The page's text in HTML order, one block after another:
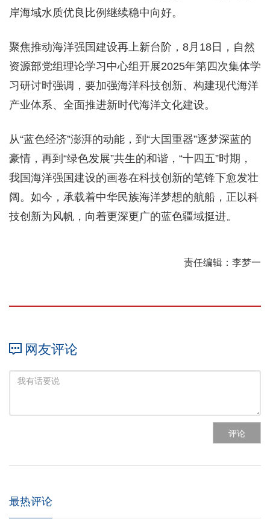
岸海域水质优良比例继续稳中向好。
聚焦推动海洋强国建设再上新台阶，8月18日，自然
资源部党组理论学习中心组开展2025年第四次集体学
习研讨时强调，要加强海洋科技创新、构建现代海洋
产业体系、全面推进新时代海洋文化建设。
从“蓝色经济”澎湃的动能，到“大国重器”逐梦深蓝的
豪情，再到“绿色发展”共生的和谐，“十四五”时期，
我国海洋强国建设的画卷在科技创新的笔锋下愈发壮
阔。如今，承载着中华民族海洋梦想的航船，正以科
技创新为风帆，向着更深更广的蓝色疆域挺进。
责任编辑：李梦一
网友评论
评论
最热评论